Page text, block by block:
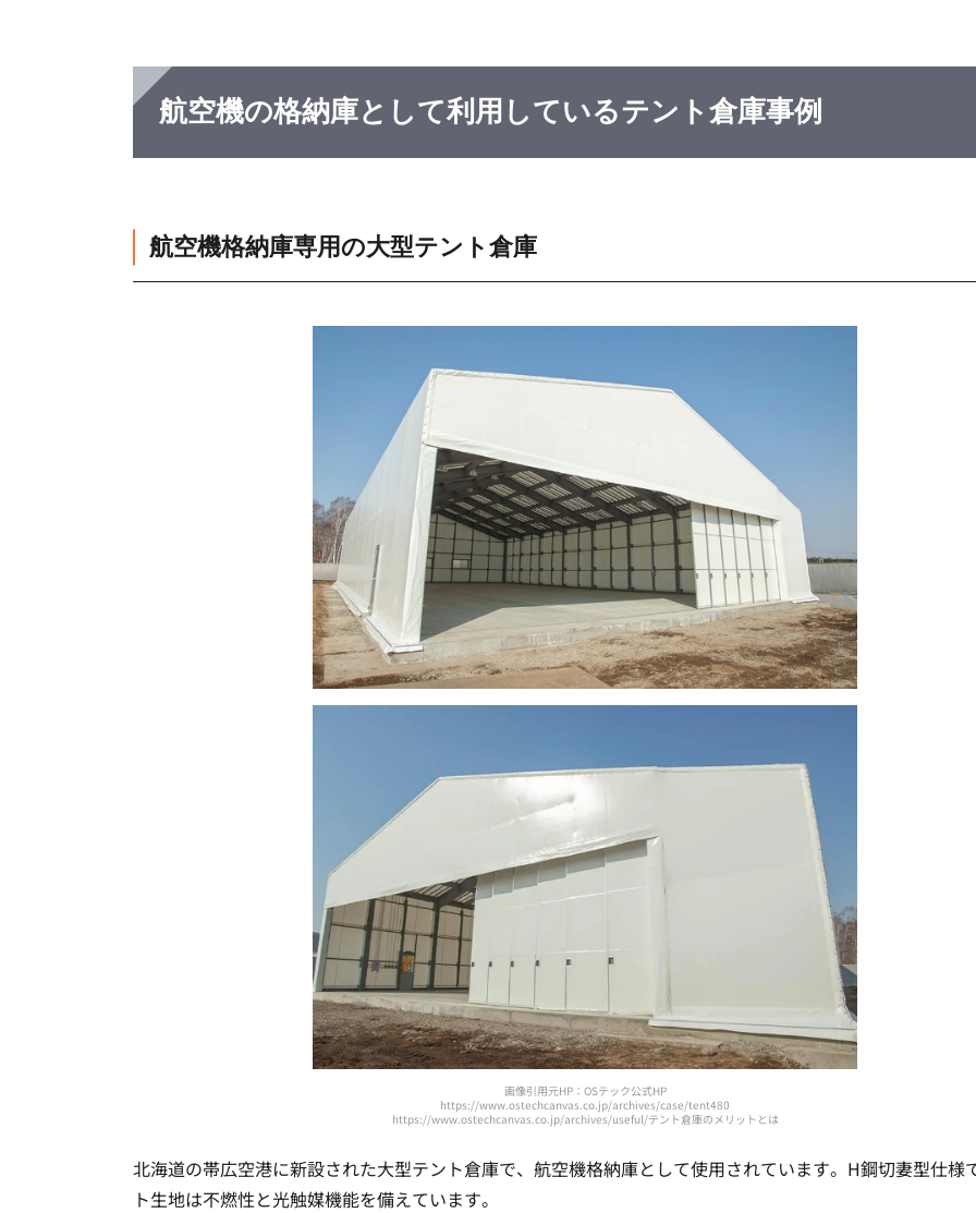
航空機の格納庫として利用しているテント倉庫事例
航空機格納庫専用の大型テント倉庫
画像引用元HP：OSテック公式HP
https://www.ostechcanvas.co.jp/archives/case/tent480
https://www.ostechcanvas.co.jp/archives/useful/テント倉庫のメリットとは
北海道の帯広空港に新設された大型テント倉庫で、航空機格納庫として使用されています。H鋼切妻型仕様
ト生地は不燃性と光触媒機能を備えています。